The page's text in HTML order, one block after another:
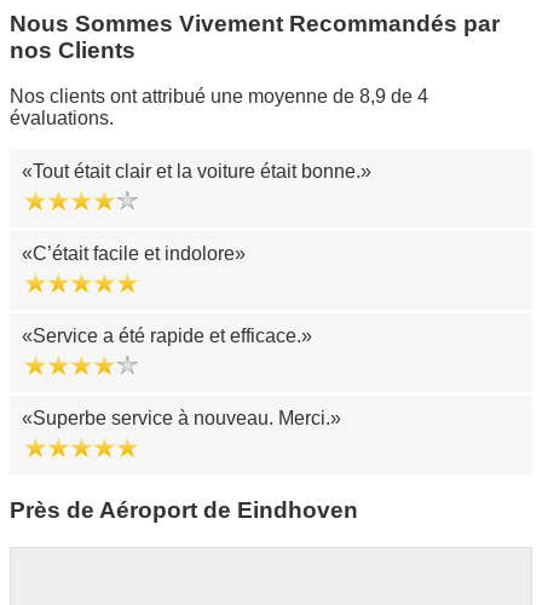
Nous Sommes Vivement Recommandés par
nos Clients
Nos clients ont attribué une moyenne de 8,9 de 4
évaluations.
Tout était clair et la voiture était bonne.
C’était facile et indolore
Service a été rapide et efficace.
Superbe service à nouveau. Merci.
Près de Aéroport de Eindhoven